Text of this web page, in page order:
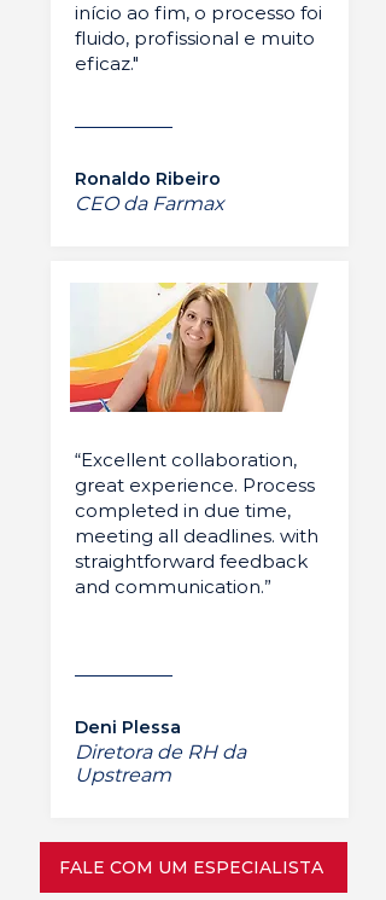
início ao fim, o processo foi
fluido, profissional e muito
eficaz."
Ronaldo Ribeiro
CEO da Farmax
“Excellent collaboration,
great experience. Process
completed in due time,
meeting all deadlines. with
straightforward feedback
and communication.”
Deni Plessa
Diretora de RH da
Upstream
FALE COM UM ESPECIALISTA